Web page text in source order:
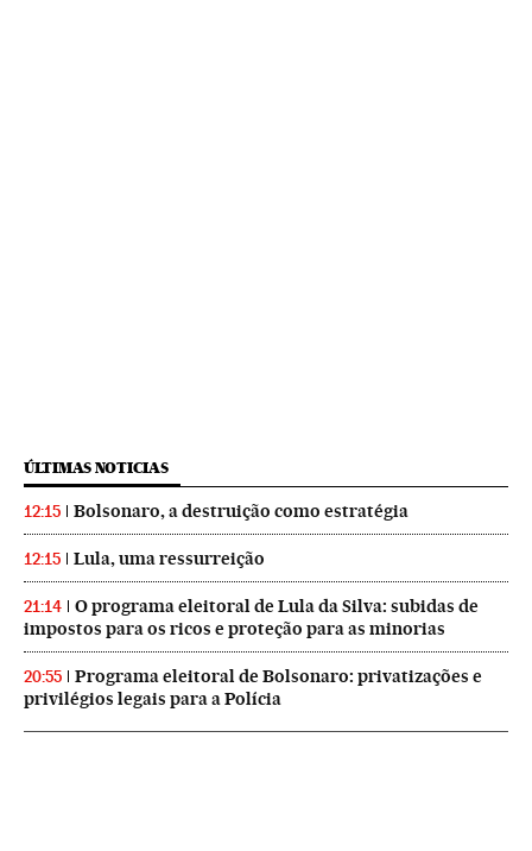
ÚLTIMAS NOTICIAS
12:15 Bolsonaro, a destruição como estratégia
12:15 Lula, uma ressurreição
21:14
O programa eleitoral de Lula da Silva: subidas de
impostos para os ricos e proteção para as minorias
20:55
Programa eleitoral de Bolsonaro: privatizações e
privilégios legais para a Polícia